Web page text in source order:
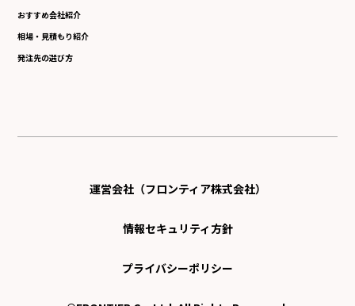
おすすめ会社紹介
相場・見積もり紹介
発注先の選び方
運営会社（フロンティア株式会社）
情報セキュリティ方針
プライバシーポリシー